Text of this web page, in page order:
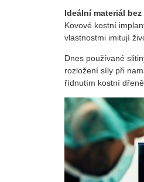
Ideální materiál
Kovové kostní
vlastnostmi imitují
Dnes používané
rozložení síly při
řídnutím kostní